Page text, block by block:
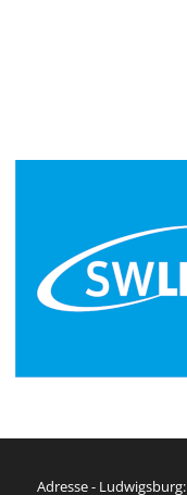
Adresse - Ludwigsburg: